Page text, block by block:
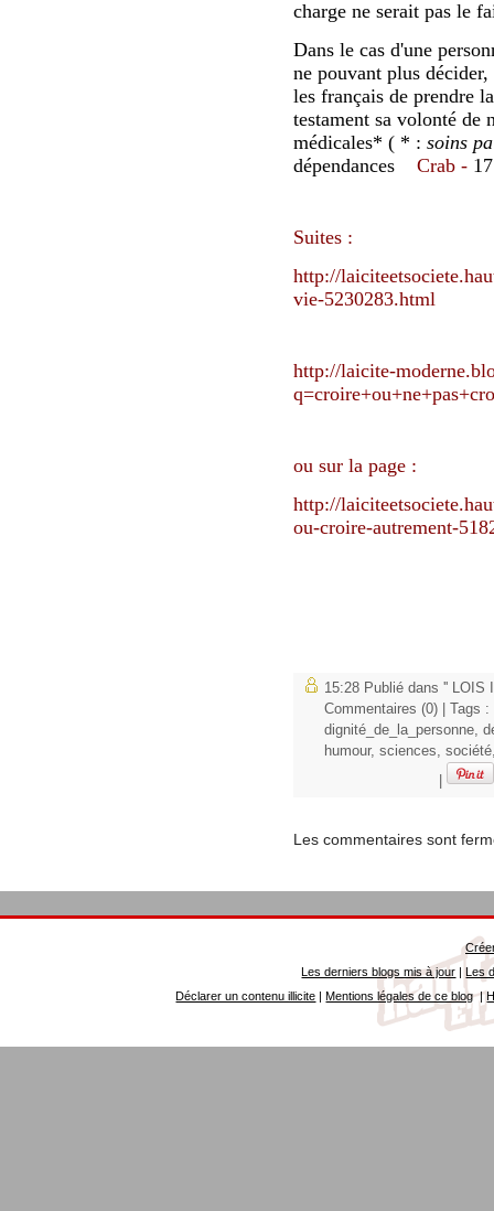
charge ne serait pas le
Dans le cas d'une
ne pouvant plus
les français de prendre
testament sa volonté de
médicales* ( * : soins
dépendances Crab -
Suites :
http://
vie-5230283.html
http://laicite-
ou sur la page :
http://
ou-croire-autrement-
15:28 Publié dans '' LOIS
Commentaires (0) | Tags :
dignité_de_la_personne
humour, sciences société
Les commentaires sont
Les derniers blogs mis à jour |Les
Déclarer un contenu illicite |Mentions légales de ce blog|